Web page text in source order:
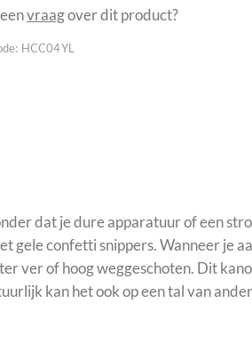
vraagover dit product?
HCC04YL
dat je dure apparatuur of een
gele confetti snippers. Wanneer je
ver of hoog weggeschoten. Dit
kan het ook op een tal van